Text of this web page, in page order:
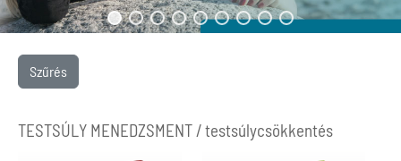
Szűrés
TESTSÚLY MENEDZSMENT /testsúlycsökkentés